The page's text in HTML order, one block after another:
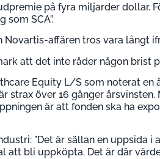
på fyra miljarder dollar.
SCA”.
affären tros vara långt
att det inte råder någon brist
Equity L/S som noterat en
över 16 gånger årsvinsten.
är att fonden ska ha
”Det är sällan en uppsida i
bli uppköpta. Det är där